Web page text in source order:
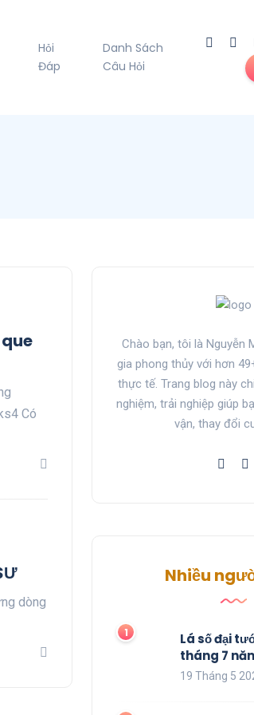
Hỏi
Đáp
Danh Sách
Câu Hỏi
Có
dòng
Chào bạn, tôi là Nguyễn
gia phong thủy với hơn
thực tế. Trang blog này
nghiệm, trải nghiệp giúp
vận, thay đổi
Nhiều
Lá số đại
tháng 7
19 Tháng 5